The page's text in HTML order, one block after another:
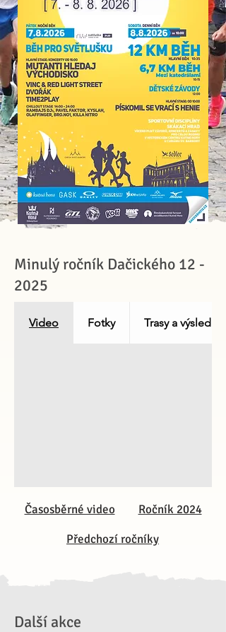
Minulý ročník Dačického 12 -
2025
Video Fotky Trasy a výsledky
Časosběrné video
Ročník 2024
Předchozí ročníky
Další akce